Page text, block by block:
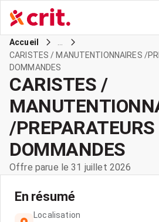
Accueil
CARISTES / MANUTENTIONNAIRES /
DOMMANDES
CARISTES /
/PREPARATEURS
DOMMANDES
Offre parue le 31 juillet 2026
En résumé
Localisation